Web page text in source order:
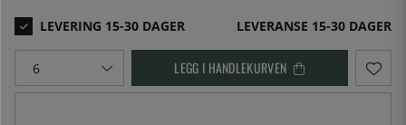
LEVERANSE 15-30 DAGER
LEGG I HANDLEKURVEN